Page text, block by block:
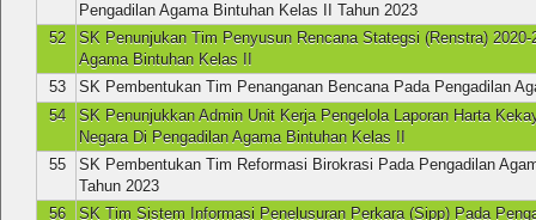
Pengadilan Agama Bintuhan Kelas II Tahun 2023
52
SK Penunjukan Tim Penyusun Rencana Stategsi (Renstra) 2020-
Agama Bintuhan Kelas II
53
SK Pembentukan Tim Penanganan Bencana Pada Pengadilan
54
SK Penunjukkan Admin Unit Kerja Pengelola Laporan Harta
Negara Di Pengadilan Agama Bintuhan Kelas II
55
SK Pembentukan Tim Reformasi Birokrasi Pada Pengadilan
Tahun 2023
56
SK Tim Sistem Informasi Penelusuran Perkara (Sipp) Pada